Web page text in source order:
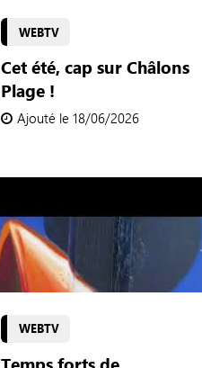
WEBTV
Cet été, cap sur Châlons
Plage !
Ajouté le 18/06/2026
WEBTV